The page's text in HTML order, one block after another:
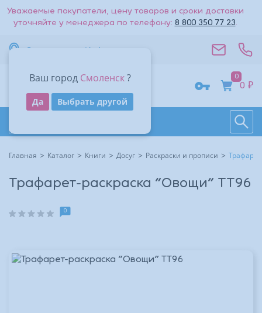
Уважаемые покупатели, цену товаров и сроки доставки
уточняйте у менеджера по телефону: 8 800 350 77 23.
Ваш город Смоленск?
Да Выбрать другой
Смоленск Информация
0
0 ₽
Главная Каталог Книги Досуг Раскраски и прописи
Трафарет-раскраска "Овощи" ТТ96
0
На большую карту
Адрес
Контакты
Поиск
Получить код
Другие способы входа:
Войти с паролем
Другие способы входа:
Войти с паролем
Войти
Восстановить